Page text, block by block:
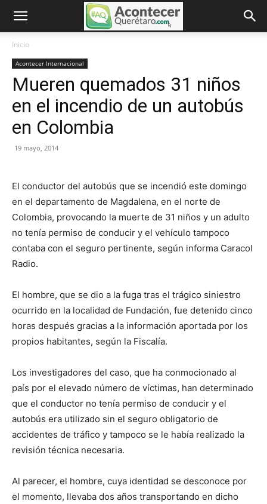
Inicio
Acontecer Internacional
Mueren quemados 31 niños
en el incendio de un autobús
en Colombia
19 mayo, 2014
El conductor del autobús que se incendió este domingo
en el departamento de Magdalena, en el norte de
Colombia, provocando la muerte de 31 niños y un adulto
no tenía permiso de conducir y el vehículo tampoco
contaba con el seguro pertinente, según informa Caracol
Radio.
El hombre, que se dio a la fuga tras el trágico siniestro
ocurrido en la localidad de Fundación, fue detenido cinco
horas después gracias a la información aportada por los
propios habitantes, según la Fiscalía.
Los investigadores del caso, que ha conmocionado al
país por el elevado número de víctimas, han determinado
que el conductor no tenía permiso de conducir y el
autobús era utilizado sin el seguro obligatorio de
accidentes de tráfico y tampoco se le había realizado la
revisión técnica necesaria.
Al parecer, el hombre, cuya identidad se desconoce por
el momento, llevaba dos años transportando en dicho